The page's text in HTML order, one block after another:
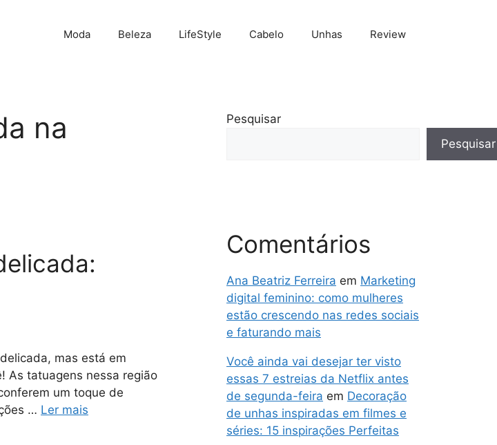
Moda Beleza LifeStyle Cabelo Unhas Review
na
mas está em
As tatuagens nessa região
um toque de
… Ler mais
Pesquisar
Pesquisar
Comentários
Ana Beatriz Ferreira em Marketing
digital feminino: como mulheres
estão crescendo nas redes sociais
e faturando mais
Você ainda vai desejar ter visto
essas 7 estreias da Netflix antes
de segunda-feira em Decoração
de unhas inspiradas em filmes e
séries: 15 inspirações Perfeitas